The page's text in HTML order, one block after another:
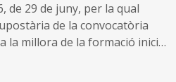
de 29 de juny, per la qual
de la convocatòria
la millora de la formació inicial